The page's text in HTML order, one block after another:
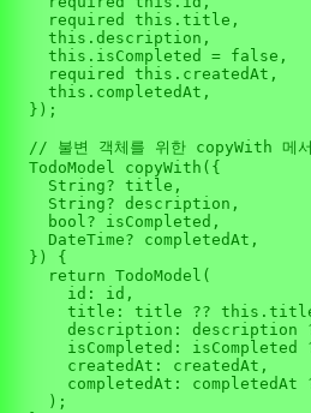
    required this.title,
    this.description,
    this.isCompleted = false,
    required this.createdAt,
    this.completedAt,
  });
// 불변 객체를 위한 copyWith 메
  TodoModel copyWith({
    String? title,
    String? description,
    bool? isCompleted,
    DateTime? completedAt,
  }) {
    return TodoModel(
      id: id,
title: title ??
description: description
isCompleted: isCompleted
      createdAt: createdAt,
completedAt: completedAt
    );